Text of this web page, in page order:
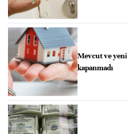
Mevcut ve yeni
kapanmadı